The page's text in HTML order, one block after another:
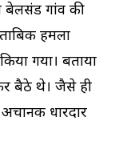
बेलसंड गांव की
हमला
गया। बताया
बैठे थे। जैसे ही
धारदार